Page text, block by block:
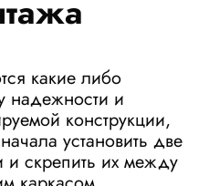
какие либо
надежности и
конструкции,
установить две
и скрепить их между